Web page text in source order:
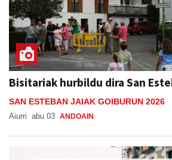
Bisitariak hurbildu dira San
SAN ESTEBAN JAIAK GOIBURUN 2026
Aiurri abu 03 ANDOAIN